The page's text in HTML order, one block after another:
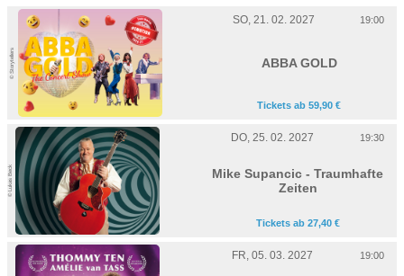
© Storytellers
SO, 21. 02. 2027 19:00
ABBA GOLD
Tickets ab 59,90 €
© Lukas Beck
DO, 25. 02. 2027 19:30
Mike Supancic - Traumhafte
Zeiten
Tickets ab 27,40 €
FR, 05. 03. 2027 19:00